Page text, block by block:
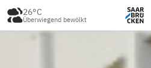
26°C
Überwiegend bewölkt